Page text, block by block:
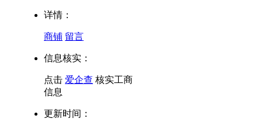
详情：
商铺 留言
信息核实：
点击 爱企查 核实工商
信息
更新时间：